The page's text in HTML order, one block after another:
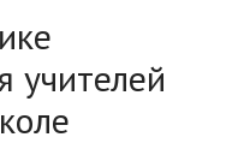
учителей